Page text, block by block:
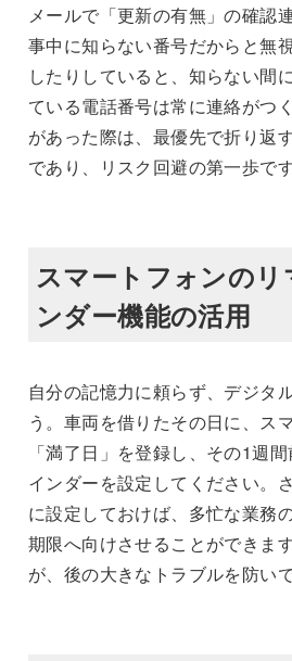
メールで「更新の有無」の確認
事中に知らない番号だからと無
したりしていると、知らない間
ている電話番号は常に連絡がつ
があった際は、最優先で折り返
であり、リスク回避の第一歩です
スマートフォンの
ンダー機能の活用
自分の記憶力に頼らず、デジタ
う。車両を借りたその日に、ス
「満了日」を登録し、その1週
インダーを設定してください。
に設定しておけば、多忙な業務
期限へ向けさせることができま
が、後の大きなトラブルを防い